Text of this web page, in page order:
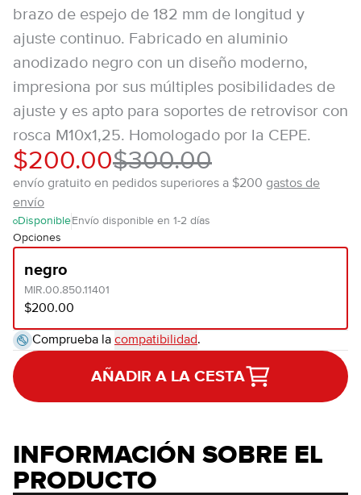
brazo de espejo de 182 mm de longitud y
ajuste continuo. Fabricado en aluminio
anodizado negro con un diseño moderno,
impresiona por sus múltiples posibilidades de
ajuste y es apto para soportes de retrovisor con
rosca M10x1,25. Homologado por la CEPE.
$200.00$300.00
envío gratuito en pedidos superiores a $200 gastos de
envío
Disponible Envío disponible en 1-2 días
Opciones
negro
MIR.00.850.11401
$200.00
Comprueba la compatibilidad.
AÑADIR A LA CESTA
INFORMACIÓN SOBRE EL
PRODUCTO